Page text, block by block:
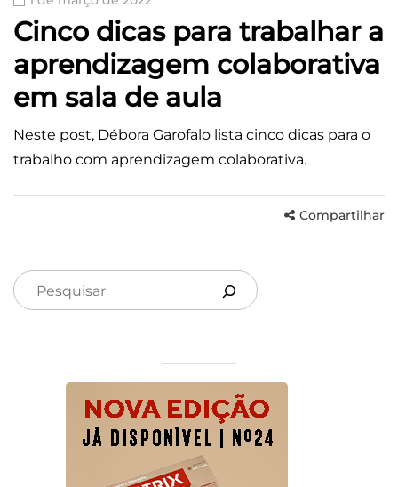
Cinco dicas para trabalhar a
aprendizagem colaborativa
em sala de aula
Neste post, Débora Garofalo lista cinco dicas para o
trabalho com aprendizagem colaborativa.
Compartilhar